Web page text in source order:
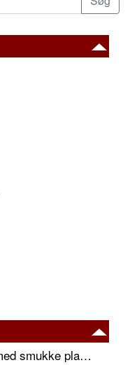
Skab en frodig udendørs oase med smukke plantekrukker og elegante espalier